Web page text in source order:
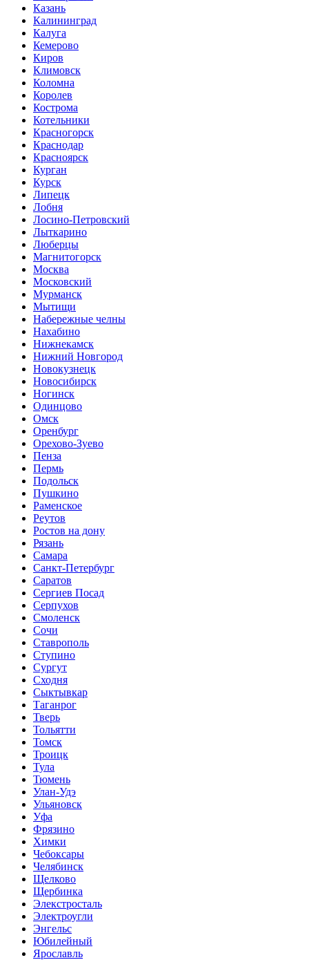
Казань
Калининград
Калуга
Кемерово
Киров
Климовск
Коломна
Королев
Кострома
Котельники
Красногорск
Краснодар
Красноярск
Курган
Курск
Липецк
Лобня
Лосино-Петровский
Лыткарино
Люберцы
Магнитогорск
Москва
Московский
Мурманск
Мытищи
Набережные челны
Нахабино
Нижнекамск
Нижний Новгород
Новокузнецк
Новосибирск
Ногинск
Одинцово
Омск
Оренбург
Орехово-Зуево
Пенза
Пермь
Подольск
Пушкино
Раменское
Реутов
Ростов на дону
Рязань
Самара
Санкт-Петербург
Саратов
Сергиев Посад
Серпухов
Смоленск
Сочи
Ставрополь
Ступино
Сургут
Сходня
Сыктывкар
Таганрог
Тверь
Тольятти
Томск
Троицк
Тула
Тюмень
Улан-Удэ
Ульяновск
Уфа
Фрязино
Химки
Чебоксары
Челябинск
Щелково
Щербинка
Элекстросталь
Электроугли
Энгельс
Юбилейный
Ярославль